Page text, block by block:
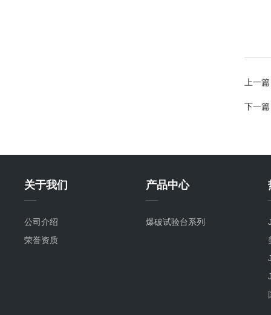
上一
下一
关于我们
公司介绍
荣誉资质
产品中心
爆破试验台系列